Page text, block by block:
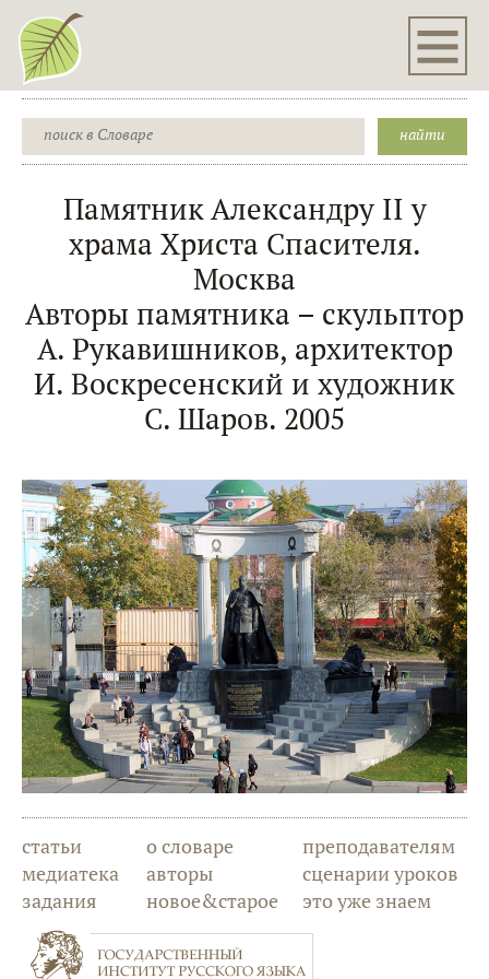
Памятник Александру II у
храма Христа Спасителя.
Москва
Авторы памятника – скульптор
А. Рукавишников, архитектор
И. Воскресенский и художник
С. Шаров. 2005
статьи
медиатека
задания
о словаре
авторы
новое&старое
преподавателям
сценарии уроков
это уже знаем